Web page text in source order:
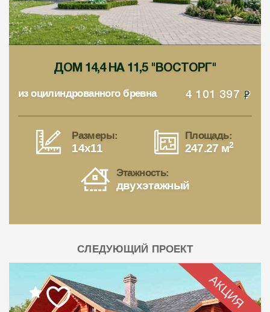
ДОМ 14,4 НА 11,5 "ВОСТОРГ"
из оцилиндрованного бревна 4 101 397
Размеры:
14x11
Площадь:
247.27 м2
Этажность:
двухэтажный
СЛЕДУЮЩИЙ ПРОЕКТ
АКЦИЯ